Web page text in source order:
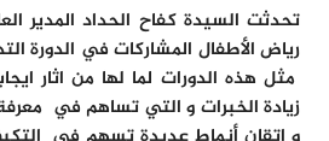
تحدثت السيدةكفاح الحدادالمدير
رياض الأطفال المشاركات في الدورة
مثل هذه الدورات لما لها من اثار
زيادة الخبرات و التي تساهم في